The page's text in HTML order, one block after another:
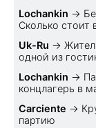
Lochankin →
Cколько
Uk-Ru →
одной из
Lochankin →
концлагерь в
Carciente →
партию